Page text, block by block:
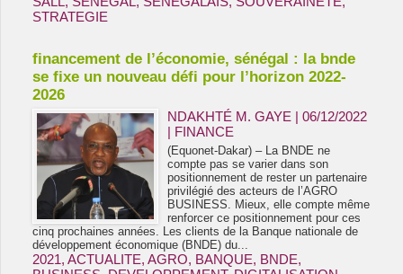
STRATEGIE
financement de l’économie, sénégal : la bnde
se fixe un nouveau défi pour l’horizon 2022-
2026
NDAKHTÉ M. GAYE | 06/12/2022
| FINANCE
(Equonet-Dakar) – La BNDE ne
compte pas se varier dans son
positionnement de rester un partenaire
privilégié des acteurs de l’AGRO
BUSINESS. Mieux, elle compte même
renforcer ce positionnement pour ces
cinq prochaines années. Les clients de la Banque nationale de
développement économique (BNDE) du...
2021, ACTUALITE, AGRO, BANQUE, BNDE,